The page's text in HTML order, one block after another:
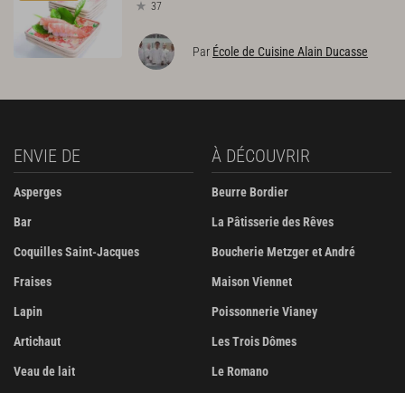
37
Par École de Cuisine Alain Ducasse
ENVIE DE
Asperges
Bar
Coquilles Saint-Jacques
Fraises
Lapin
Artichaut
Veau de lait
À DÉCOUVRIR
Beurre Bordier
La Pâtisserie des Rêves
Boucherie Metzger et André
Maison Viennet
Poissonnerie Vianey
Les Trois Dômes
Le Romano